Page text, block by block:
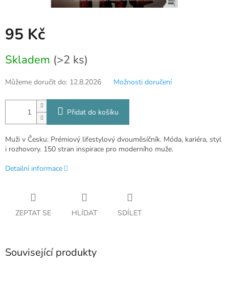
95 Kč
cena:
Skladem (>2 ks)
Můžeme doručit do: 12.8.2026 Možnosti doručení
Přidat do košíku
Muži v Česku: Prémiový lifestylový dvouměsíčník. Móda, kariéra, styl
i rozhovory. 150 stran inspirace pro moderního muže.
Detailní informace
ZEPTAT SE HLÍDAT SDÍLET
Související produkty